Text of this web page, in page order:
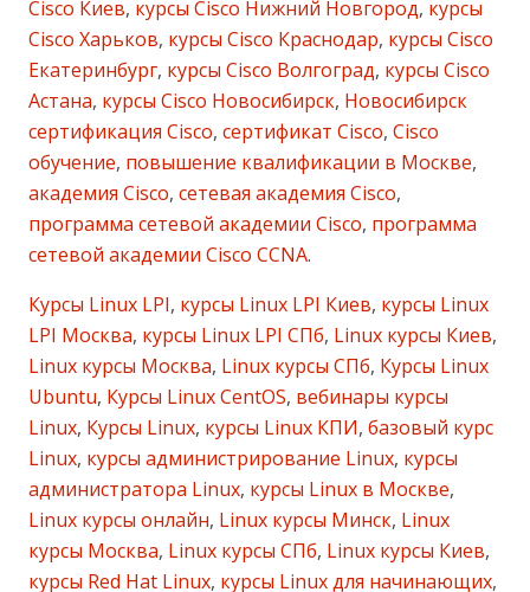
Cisco Киев, курсы Cisco Нижний Новгород, курсы
Cisco Харьков, курсы Cisco Краснодар, курсы Cisco
Екатеринбург, курсы Cisco Волгоград, курсы Cisco
Астана, курсы Cisco Новосибирск, Новосибирск
сертификация Cisco, сертификат Cisco, Cisco
обучение, повышение квалификации в Москве,
академия Cisco, сетевая академия Cisco,
программа сетевой академии Cisco, программа
сетевой академии Cisco CCNA.
Курсы Linux LPI, курсы Linux LPI Киев, курсы Linux
LPI Москва, курсы Linux LPI СПб, Linux курсы Киев,
Linux курсы Москва, Linux курсы СПб, Курсы Linux
Ubuntu, Курсы Linux CentOS, вебинары курсы
Linux, Курсы Linux, курсы Linux КПИ, базовый курс
Linux, курсы администрирование Linux, курсы
администратора Linux, курсы Linux в Москве,
Linux курсы онлайн, Linux курсы Минск, Linux
курсы Москва, Linux курсы СПб, Linux курсы Киев,
курсы Red Hat Linux, курсы Linux для начинающих,